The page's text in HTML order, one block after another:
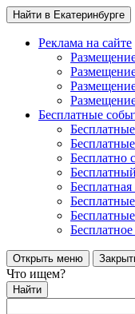
Найти в Екатеринбурге
Реклама на сайте
Бесплатные
Бесплатно
Открыть меню
Что ищем?
Найти